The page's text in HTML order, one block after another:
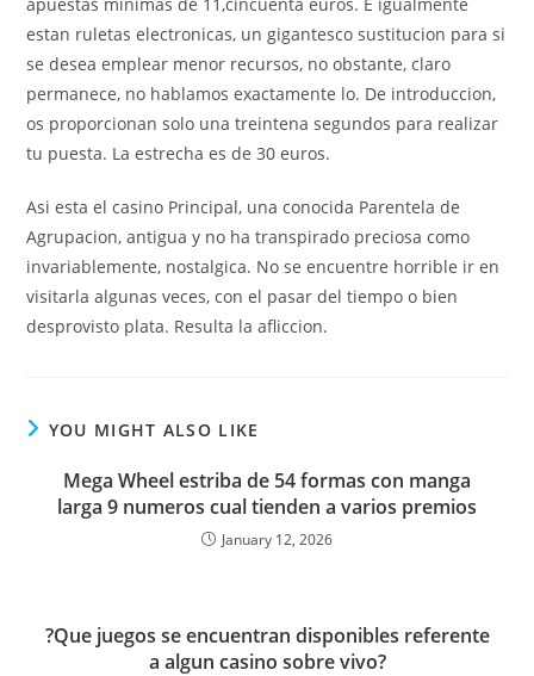
estan ruletas electronicas, un gigantesco sustitucion para si
se desea emplear menor recursos, no obstante, claro
permanece, no hablamos exactamente lo. De introduccion,
os proporcionan solo una treintena segundos para realizar
tu puesta. La estrecha es de 30 euros.
Asi esta el casino Principal, una conocida Parentela de
Agrupacion, antigua y no ha transpirado preciosa como
invariablemente, nostalgica. No se encuentre horrible ir en
visitarla algunas veces, con el pasar del tiempo o bien
desprovisto plata. Resulta la afliccion.
YOU MIGHT ALSO LIKE
Mega Wheel estriba de 54 formas con manga
larga 9 numeros cual tienden a varios premios
January 12, 2026
?Que juegos se encuentran disponibles referente
a algun casino sobre vivo?